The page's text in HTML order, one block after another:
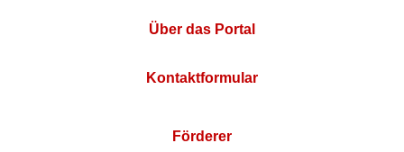
Über das Portal
Kontaktformular
Förderer